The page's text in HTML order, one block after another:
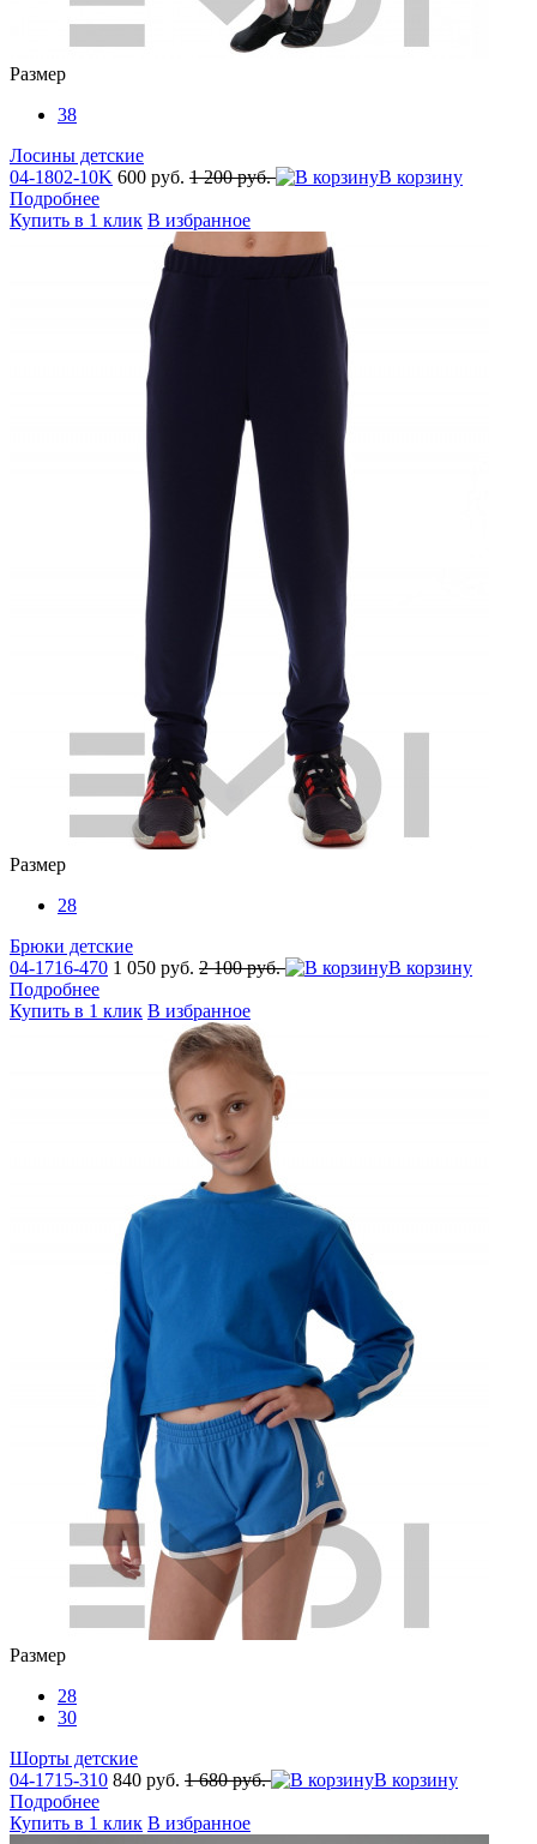
Размер
38
Лосины детские
04-1802-10K 600 руб. 1 200 руб.
В корзину
Подробнее
Купить в 1 клик В избранное
Размер
28
Брюки детские
04-1716-470 1 050 руб. 2 100 руб.
В корзину
Подробнее
Купить в 1 клик В избранное
Размер
28
30
Шорты детские
04-1715-310 840 руб. 1 680 руб.
В корзину
Подробнее
Купить в 1 клик В избранное